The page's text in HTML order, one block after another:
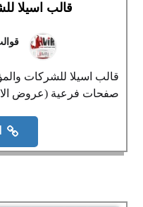
قالب اسيلا
صفحات فرعية (عروض